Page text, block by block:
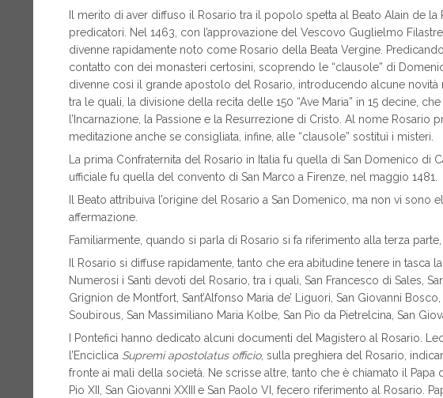
Il merito di aver diffuso il Rosario tra il popolo spetta al Beato Alain de la
predicatori. Nel 1463, con l’approvazione del Vescovo Guglielmo
divenne rapidamente noto come Rosario della Beata Vergine.
contatto con dei monasteri certosini, scoprendo le “clausole” di
divenne così il grande apostolo del Rosario, introducendo alcune novità
tra le quali, la divisione della recita delle 150 “Ave Maria” in 15 decine,
l’Incarnazione, la Passione e la Resurrezione di Cristo. Al nome Rosario
meditazione anche se consigliata, infine, alle “clausole” sostituì i misteri.
La prima Confraternita del Rosario in Italia fu quella di San Domenico di
ufficiale fu quella del convento di San Marco a Firenze, nel maggio 1481.
Il Beato attribuiva l’origine del Rosario a San Domenico, ma non vi
affermazione.
Familiarmente, quando si parla di Rosario si fa riferimento alla terza
Il Rosario si diffuse rapidamente, tanto che era abitudine tenere in tasca
Numerosi i Santi devoti del Rosario, tra i quali, San Francesco di Sales,
Grignion de Montfort, Sant’Alfonso Maria de’ Liguori, San Giovanni
Soubirous, San Massimiliano Maria Kolbe, San Pio da Pietrelcina, San
I Pontefici hanno dedicato alcuni documenti del Magistero al Rosario.
l’Enciclica Supremi apostolatus officio, sulla preghiera del Rosario,
fronte ai mali della società. Ne scrisse altre, tanto che è chiamato il Papa
Pio XII, San Giovanni XXIII
e San Paolo VI, fecero riferimento al Rosario.